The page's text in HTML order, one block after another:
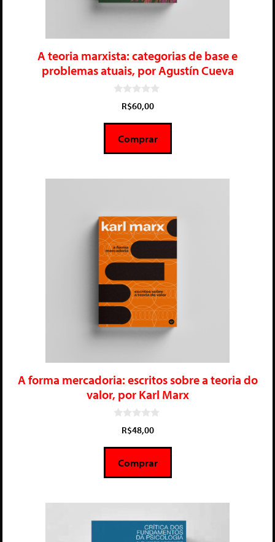
A teoria marxista: categorias de base e
problemas atuais, por Agustín Cueva
5
R$60,00
Comprar
A forma mercadoria: escritos sobre a teoria do
valor, por Karl Marx
5
R$48,00
Comprar